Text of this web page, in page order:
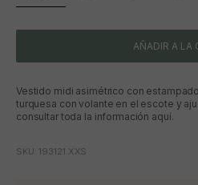
AÑADIR A LA
Vestido midi asimétrico con
turquesa con volante en el escote y
consultar toda la información aquí.
SKU: 193121.XXS